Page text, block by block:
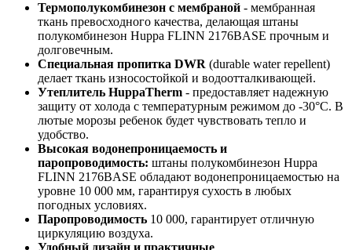
Термополукомбинезон с мембраной - мембранная
ткань превосходного качества, делающая штаны
полукомбинезон Huppa FLINN 2176BASE прочным и
долговечным.
Специальная пропитка DWR (durable water repellent)
делает ткань износостойкой и водоотталкивающей.
Утеплитель HuppaTherm - предоставляет надежную
защиту от холода с температурным режимом до -30°C. В
лютые морозы ребенок будет чувствовать тепло и
удобство.
Высокая водонепроницаемость и
паропроводимость: штаны полукомбинезон Huppa
FLINN 2176BASE обладают водонепроницаемостью на
уровне 10 000 мм, гарантируя сухость в любых
погодных условиях.
Паропроводимость 10 000, гарантирует отличную
циркуляцию воздуха.